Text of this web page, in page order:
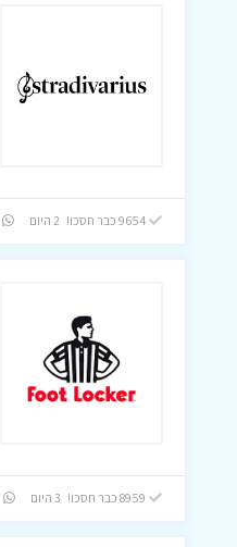
9654 כבר חסכו! 2 היום